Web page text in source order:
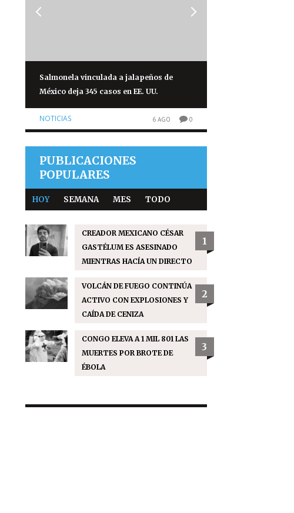
Salmonela vinculada a jalapeños de
México deja 345 casos en EE. UU.
NOTICIAS 6 AGO 0
PUBLICACIONES
POPULARES
HOY SEMANA MES TODO
CREADOR MEXICANO CÉSAR
GASTÉLUM ES ASESINADO
MIENTRAS HACÍA UN DIRECTO
1
VOLCÁN DE FUEGO CONTINÚA
ACTIVO CON EXPLOSIONES Y
CAÍDA DE CENIZA
2
CONGO ELEVA A 1 MIL 801 LAS
MUERTES POR BROTE DE
ÉBOLA
3